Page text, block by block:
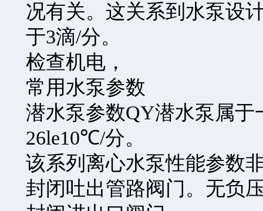
况有关。这关系到水泵设
于3滴/分。
检查机电，
常用水泵参数
潜水泵参数QY潜水泵属
26le10℃/分。
该系列离心水泵性能参数
封闭吐出管路阀门。无负